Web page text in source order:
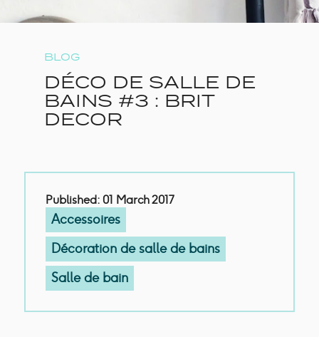
BLOG
DÉCO DE SALLE DE
BAINS #3 : BRIT
DECOR
Published: 01 March 2017
Accessoires
Décoration de salle de bains
Salle de bain